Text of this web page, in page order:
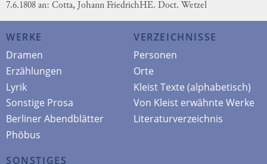
7.6.1808 an: Cotta, Johann FriedrichHE. Doct. Wetzel
WERKE
Dramen
Erzählungen
Lyrik
Sonstige Prosa
Berliner Abendblätter
Phöbus
VERZEICHNISSE
Personen
Orte
Kleist Texte (alphabetisch)
Von Kleist erwähnte Werke
Literaturverzeichnis
SONSTIGES